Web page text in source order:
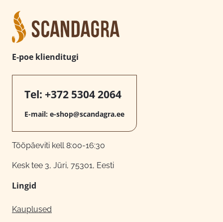
E-poe klienditugi
Tel: +372 5304 2064
E-mail: e-shop@scandagra.ee
Tööpäeviti kell 8:00-16:30
Kesk tee 3, Jüri, 75301, Eesti
Lingid
Kauplused